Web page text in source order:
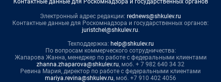
Электронный адрес редакции: rednews@shkulev.ru
Контактные данные для Роскомнадзора и государственных органов:
juristchel@shkulev.ru.
Техподдержка: help@shkulev.ru
По вопросам коммерческого сотрудничества:
Жапарова Жанна, менеджер по работе с федеральными клиентами
zhanna.zhaparova@shkulev.ru, моб. + 7 982 640 34 32
Ревина Мария, директор по работе с федеральными клиентами
mariya.revina@shkulev.ru, моб. +7 910 402 4056